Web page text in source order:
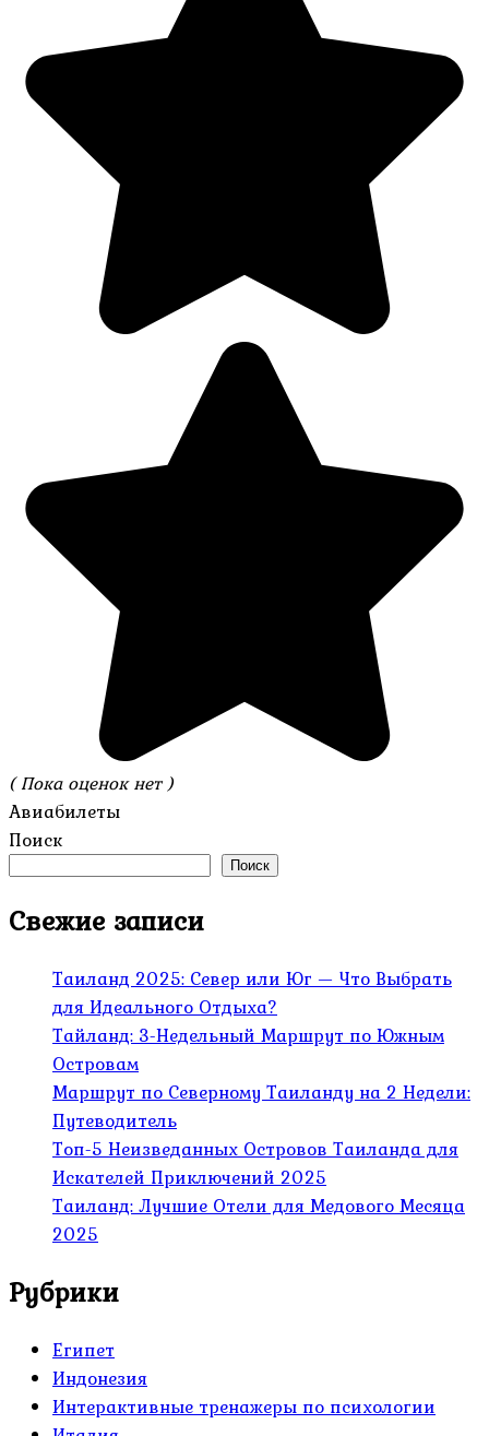
( Пока оценок нет )
Авиабилеты
Поиск
Поиск
Свежие записи
Таиланд 2025: Север или Юг — Что Выбрать
для Идеального Отдыха?
Тайланд: 3-Недельный Маршрут по Южным
Островам
Маршрут по Северному Таиланду на 2 Недели:
Путеводитель
Топ-5 Неизведанных Островов Таиланда для
Искателей Приключений 2025
Таиланд: Лучшие Отели для Медового Месяца
2025
Рубрики
Египет
Индонезия
Интерактивные тренажеры по психологии